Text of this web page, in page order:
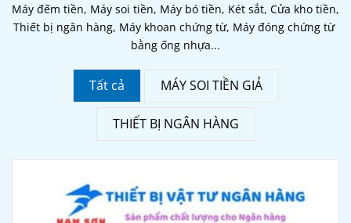
Máy đếm tiền, Máy soi tiền, Máy bó tiền, Két sắt, Cửa kho tiền,
Thiết bị ngân hàng, Máy khoan chứng từ, Máy đóng chứng từ
bằng ống nhựa...
Tất cả MÁY SOI TIỀN GIẢ
THIẾT BỊ NGÂN HÀNG